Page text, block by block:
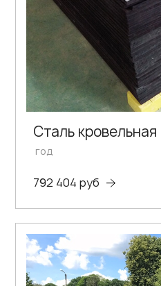
Сталь
год
792 404 руб